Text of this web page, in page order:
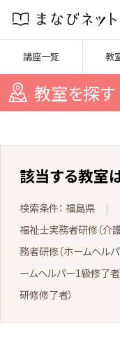
講座一覧 教
教室を探す
該当する教室
福島県
福祉士実務者研修（介
務者研修（ホームヘル
ームヘルパー1級修了
研修修了者）